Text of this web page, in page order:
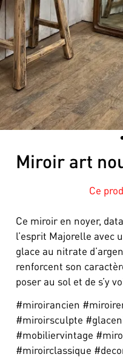
Miroir art
Ce
Ce miroir en noyer,
l’esprit Majorelle avec
glace au nitrate
renforcent son
poser au sol et de s’y
#miroirancien
#miroirsculpte
#mobiliervintage
#miroirclassique